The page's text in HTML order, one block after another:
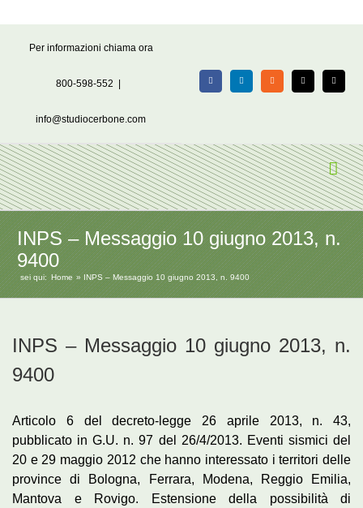
Per informazioni chiama ora
800-598-552
info@studiocerbone.com
FacebookLinkedIn Rss X Email
INPS – Messaggio 10 giugno 2013, n.
9400
sei qui: Home INPS – Messaggio 10 giugno 2013, n. 9400
INPS – Messaggio 10 giugno 2013, n.
9400
Articolo 6 del decreto-legge 26 aprile 2013, n. 43,
pubblicato in G.U. n. 97 del 26/4/2013. Eventi sismici del
20 e 29 maggio 2012 che hanno interessato i territori delle
province di Bologna, Ferrara, Modena, Reggio Emilia,
Mantova e Rovigo. Estensione della possibilità di